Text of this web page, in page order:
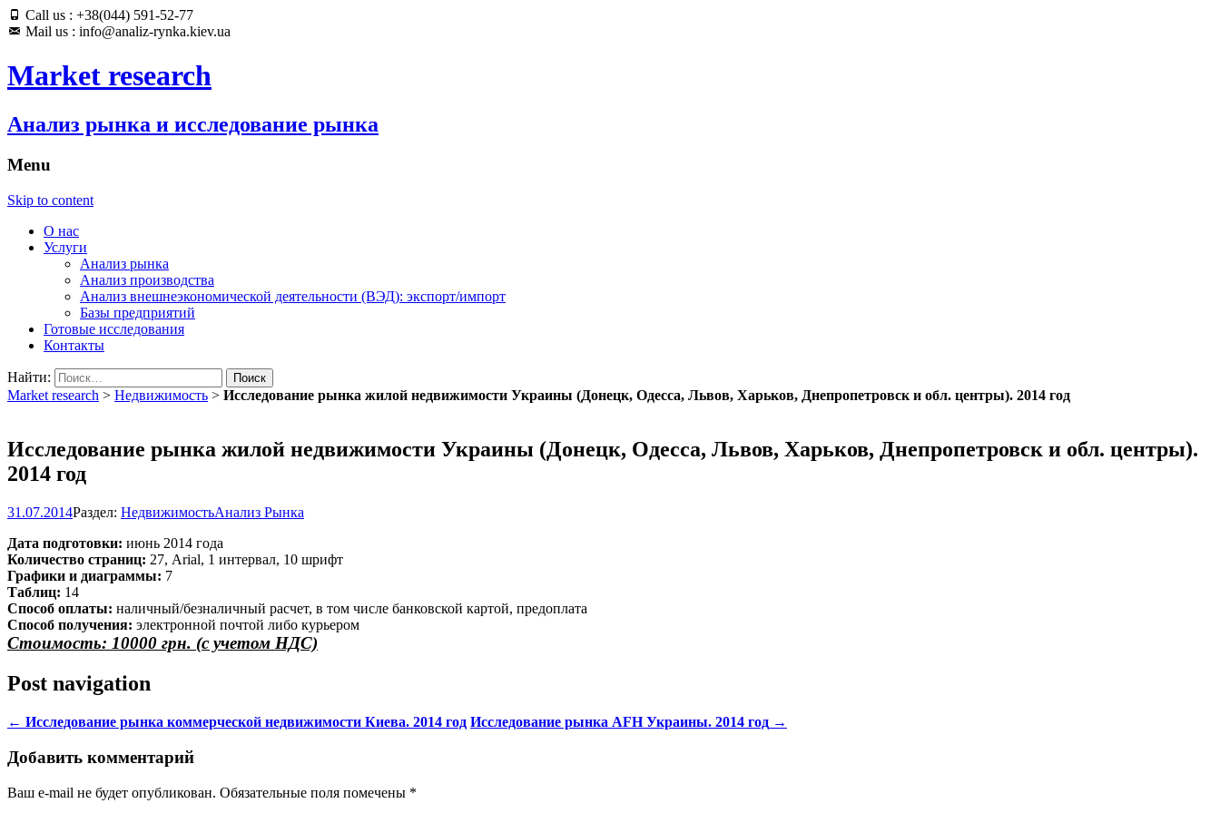
Call us : +38(044) 591-52-77
Mail us : info@analiz-rynka.kiev.ua
Market research
Анализ рынка и исследование рынка
Menu
Skip to content
О нас
Услуги
Анализ рынка
Анализ производства
Анализ внешнеэкономической деятельности (ВЭД): экспорт/импорт
Базы предприятий
Готовые исследования
Контакты
Найти:
Market research > Недвижимость > Исследование рынка жилой недвижимости Украины (Донецк, Одесса, Львов, Харьков, Днепропетровск и обл. центры). 2014 год
Исследование рынка жилой недвижимости Украины (Донецк, Одесса, Львов, Харьков, Днепропетровск и обл. центры).
2014 год
31.07.2014Раздел: НедвижимостьАнализ Рынка
Дата подготовки: июнь 2014 года
Количество страниц: 27, Arial, 1 интервал, 10 шрифт
Графики и диаграммы: 7
Таблиц: 14
Способ оплаты: наличный/безналичный расчет, в том числе банковской картой, предоплата
Способ получения: электронной почтой либо курьером
Стоимость: 10000 грн. (с учетом НДС)
Post navigation
← Исследование рынка коммерческой недвижимости Киева. 2014 год Исследование рынка AFH Украины. 2014 год →
Добавить комментарий
Ваш e-mail не будет опубликован. Обязательные поля помечены *